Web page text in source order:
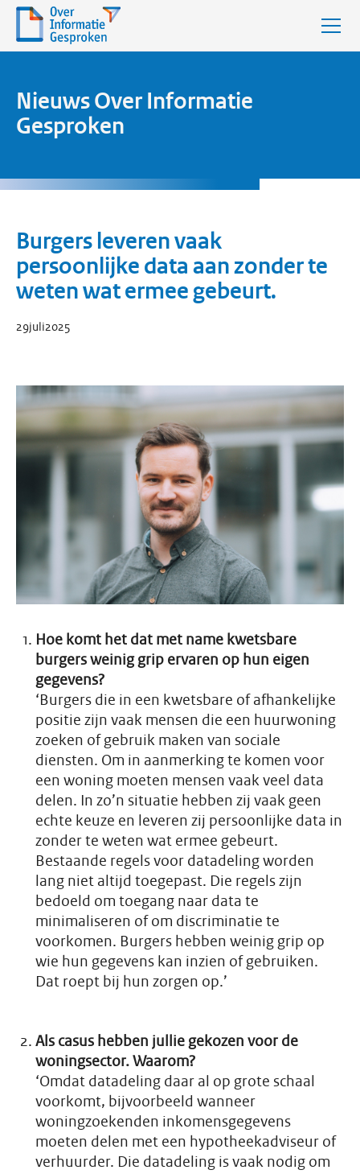
Nieuws Over Informatie
Gesproken
Burgers leveren vaak
persoonlijke data aan zonder te
weten wat ermee gebeurt.
29juli2025
Hoe komt het dat met name kwetsbare
burgers weinig grip ervaren op hun eigen
gegevens?
‘Burgers die in een kwetsbare of afhankelijke
positie zijn vaak mensen die een huurwoning
zoeken of gebruik maken van sociale
diensten. Om in aanmerking te komen voor
een woning moeten mensen vaak veel data
delen. In zo’n situatie hebben zij vaak geen
echte keuze en leveren zij persoonlijke data in
zonder te weten wat ermee gebeurt.
Bestaande regels voor datadeling worden
lang niet altijd toegepast. Die regels zijn
bedoeld om toegang naar data te
minimaliseren of om discriminatie te
voorkomen. Burgers hebben weinig grip op
wie hun gegevens kan inzien of gebruiken.
Dat roept bij hun zorgen op.’
Als casus hebben jullie gekozen voor de
woningsector. Waarom?
‘Omdat datadeling daar al op grote schaal
voorkomt, bijvoorbeeld wanneer
woningzoekenden inkomensgegevens
moeten delen met een hypotheekadviseur of
verhuurder. Die datadeling is vaak nodig om